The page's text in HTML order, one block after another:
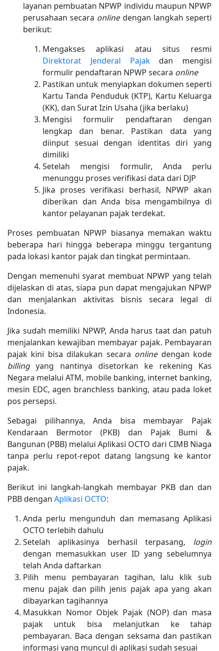
layanan pembuatan NPWP individu maupun NPWP
perusahaan secara online dengan langkah seperti
berikut:
Mengakses aplikasi atau situs resmi
Direktorat Jenderal Pajakdan mengisi
formulir pendaftaran NPWP secara online
Pastikan untuk menyiapkan dokumen seperti
Kartu Tanda Penduduk (KTP), Kartu Keluarga
(KK), dan Surat Izin Usaha (jika berlaku)
Mengisi formulir pendaftaran dengan
lengkap dan benar. Pastikan data yang
diinput sesuai dengan identitas diri yang
dimiliki
Setelah mengisi formulir, Anda perlu
menunggu proses verifikasi data dari DJP
Jika proses verifikasi berhasil, NPWP akan
diberikan dan Anda bisa mengambilnya di
kantor pelayanan pajak terdekat.
Proses pembuatan NPWP biasanya memakan waktu
beberapa hari hingga beberapa minggu tergantung
pada lokasi kantor pajak dan tingkat permintaan.
Dengan memenuhi syarat membuat NPWP yang telah
dijelaskan di atas, siapa pun dapat mengajukan NPWP
dan menjalankan aktivitas bisnis secara legal di
Indonesia.
Jika sudah memiliki NPWP, Anda harus taat dan patuh
menjalankan kewajiban membayar pajak. Pembayaran
pajak kini bisa dilakukan secara onlinedengan kode
billingyang nantinya disetorkan ke rekening Kas
Negara melalui ATM, mobile banking, internet banking,
mesin EDC, agen branchless banking, atau pada loket
pos persepsi.
Sebagai pilihannya, Anda bisa membayar Pajak
Kendaraan Bermotor (PKB) dan Pajak Bumi &
Bangunan (PBB) melalui Aplikasi OCTO dari CIMB Niaga
tanpa perlu repot-repot datang langsung ke kantor
pajak.
Berikut ini langkah-langkah membayar PKB dan dan
PBB dengan Aplikasi OCTO:
Anda perlu mengunduh dan memasang Aplikasi
OCTO terlebih dahulu
Setelah aplikasinya berhasil terpasang, login
dengan memasukkan user ID yang sebelumnya
telah Anda daftarkan
Pilih menu pembayaran tagihan, lalu klik sub
menu pajak dan pilih jenis pajak apa yang akan
dibayarkan tagihannya
Masukkan Nomor Objek Pajak (NOP) dan masa
pajak untuk bisa melanjutkan ke tahap
pembayaran. Baca dengan seksama dan pastikan
informasi yang muncul di aplikasi sudah sesuai